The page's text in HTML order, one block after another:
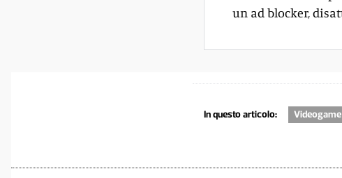
un ad blocker,
In questo articolo: Videogame